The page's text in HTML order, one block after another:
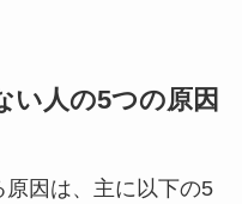
い人の5つの原因
因は、主に以下の5